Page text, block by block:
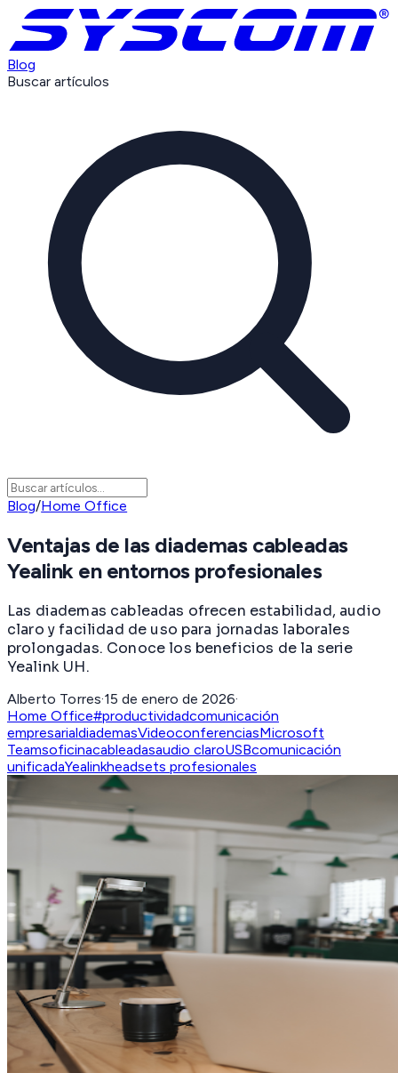
Blog
Buscar artículos
Blog/Home Office
Ventajas de las diademas cableadas
Yealink en entornos profesionales
Las diademas cableadas ofrecen estabilidad, audio
claro y facilidad de uso para jornadas laborales
prolongadas. Conoce los beneficios de la serie
Yealink UH.
Alberto Torres·15 de enero de 2026·
Home Office#productividadcomunicación
empresarialdiademasVideoconferenciasMicrosoft
Teamsoficinacableadasaudio claroUSBcomunicación
unificadaYealinkheadsets profesionales